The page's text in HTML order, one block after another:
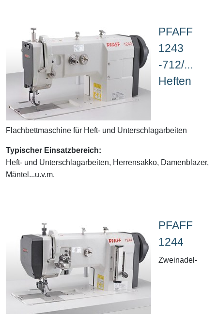
PFAFF
1243
-712/...
Heften
Flachbettmaschine für Heft- und Unterschlagarbeiten
Typischer Einsatzbereich:
Heft- und Unterschlagarbeiten, Herrensakko, Damenblazer,
Mäntel...u.v.m.
PFAFF
1244
Zweinadel-